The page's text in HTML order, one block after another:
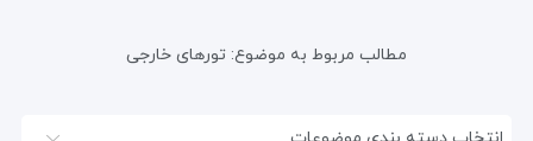
مطالب مربوط به موضوع: تورهای خارجی